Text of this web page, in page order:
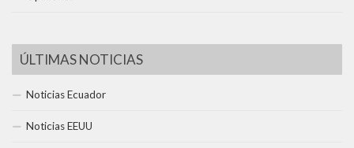
ÚLTIMAS NOTICIAS
Noticias Ecuador
Noticias EEUU